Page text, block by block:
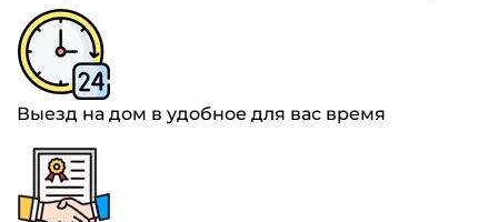
Выезд на дом в удобное для вас время